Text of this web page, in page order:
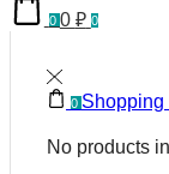
0 0 ₽ 0
0 Shopping
No products